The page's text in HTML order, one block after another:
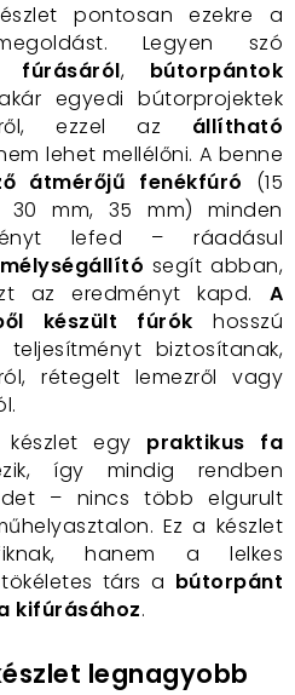
pontosan ezekre a
Legyen szó
fúrásáról, bútorpántok
egyedi bútorprojektek
ezzel az állítható
lehet mellélőni. A benne
átmérőjű fenékfúró (15
mm, 35 mm) minden
lefed – ráadásul
segít abban,
az eredményt kapd. A
készült fúrók hosszú
biztosítanak,
rétegelt lemezről vagy
egy praktikus fa
így mindig rendben
– nincs több elgurult
Ez a készlet
hanem a lelkes
társ a bútorpánt
kifúrásához.
legnagyobb